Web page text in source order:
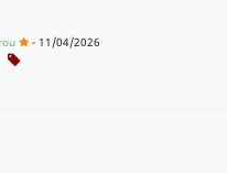
- 11/04/2026